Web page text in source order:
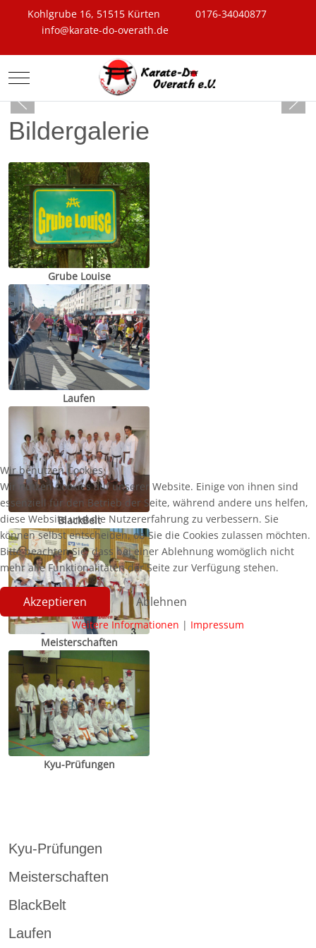
Kohlgrube 16, 51515 Kürten
0176-34040877
info@karate-do-overath.de
Mobile Menu Toggle
Bildergalerie
Grube Louise
Laufen
BlackBelt
Meisterschaften
Kyu-Prüfungen
Kyu-Prüfungen
Meisterschaften
BlackBelt
Laufen
Wir benutzen Cookies
Wir nutzen Cookies auf unserer Website. Einige von ihnen sind
essenziell für den Betrieb der Seite, während andere uns helfen,
diese Website und die Nutzererfahrung zu verbessern. Sie
können selbst entscheiden, ob Sie die Cookies zulassen möchten.
Bitte beachten Sie, dass bei einer Ablehnung womöglich nicht
mehr alle Funktionalitäten der Seite zur Verfügung stehen.
Akzeptieren Ablehnen
Weitere Informationen | Impressum